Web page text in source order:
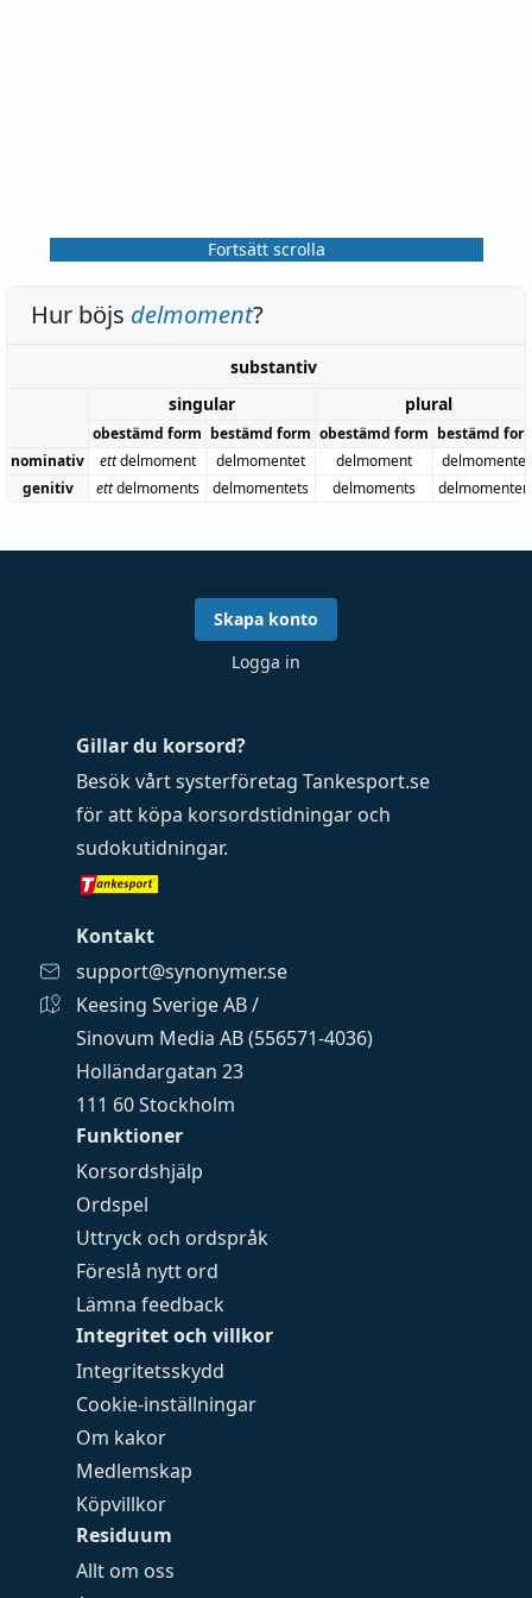
Fortsätt scrolla
Hur böjs delmoment?
substantiv
singular
plural
obestämd form bestämd form obestämd form bestämd
nominativ
ettdelmoment delmomentet delmoment
genitiv
ettdelmoments delmomentets delmoments
Funktioner
Korsordshjälp
Ordspel
Uttryck och ordspråk
Föreslå nytt ord
Lämna feedback
Integritet och villkor
Integritetsskydd
Cookie-inställningar
Om kakor
Medlemskap
Köpvillkor
Residuum
Allt om oss
Gillar du korsord?
Besök vårt systerföretag Tankesport.se
för att köpa korsordstidningar och
sudokutidningar.
Kontakt
support@synonymer.se
Keesing Sverige AB /
Sinovum Media AB (556571-4036)
Holländargatan 23
111 60 Stockholm
Skapa konto
Logga in